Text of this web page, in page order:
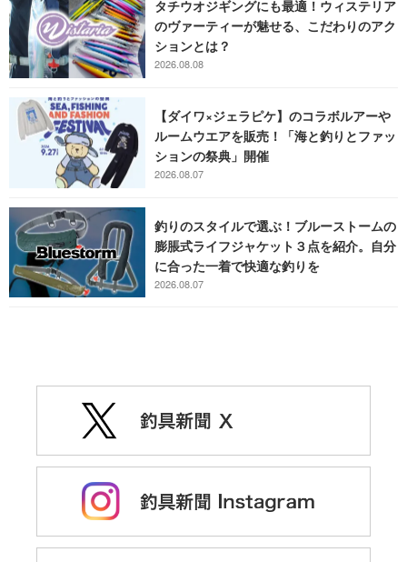
タチウオジギングにも最適！ウィステリア
のヴァーティーが魅せる、こだわりのアク
ションとは？
2026.08.08
【ダイワ×ジェラピケ】のコラボルアーや
ルームウエアを販売！「海と釣りとファッ
ションの祭典」開催
2026.08.07
釣りのスタイルで選ぶ！ブルーストームの
膨脹式ライフジャケット３点を紹介。自分
に合った一着で快適な釣りを
2026.08.07